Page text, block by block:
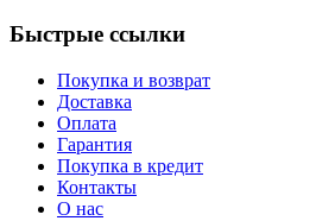
Быстрые ссылки
Покупка и возврат
Доставка
Оплата
Гарантия
Покупка в кредит
Контакты
О нас